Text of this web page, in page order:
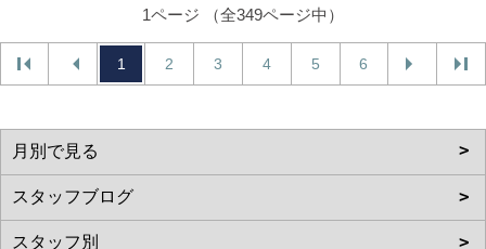
1ページ （全349ページ中）
1 2 3 4 5 6